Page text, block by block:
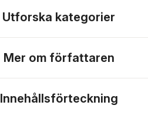
Utforska kategorier
Mer om författaren
Innehållsförteckning